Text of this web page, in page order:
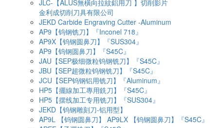
JLC-【ALUS無橫向拉紋鋁用刀 】切削影片
金利成切削刀具有限公司
JEKD Carbide Engraving Cutter -Aluminum
AP9【钨钢铣刀】『Inconel 718』
AP9X【钨钢圆鼻刀】『SUS304』
AP9【钨钢圆鼻刀】『S45C』
JAU【SEP极细微粒钨钢铣刀】『S45C』
JBU【SEP超微粒钨钢铣刀】『S45C』
JCU【SEP钨钢铝用铣刀】『Aluminum』
HP5【擺線加工專用銑刀】『S45C』
HP5【摆线加工专用铣刀】『SUS304』
JEKD【钨钢雕刻刀-铝用型】
AP9L 【钨钢圆鼻刀】 AP9LX 【钨钢圆鼻刀】『S45C』